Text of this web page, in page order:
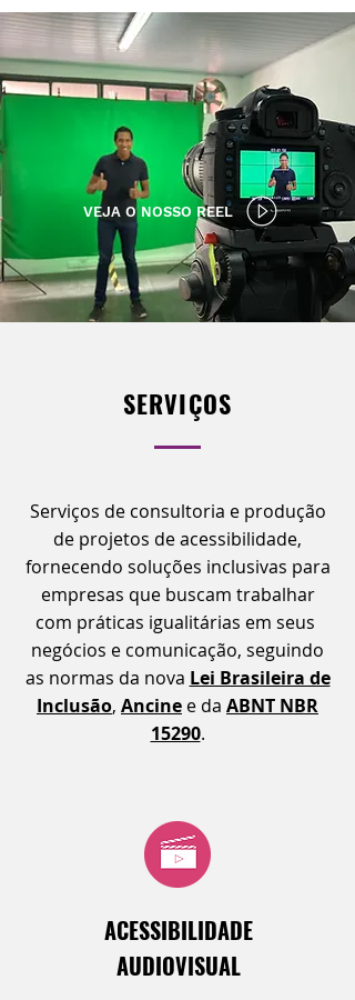
VEJA O NOSSO REEL
SERVIÇOS
Serviços de consultoria e produção
de projetos de acessibilidade,
fornecendo soluções inclusivas para
empresas que buscam trabalhar
com práticas igualitárias em seus
negócios e comunicação, seguindo
as normas da nova Lei Brasileira de
Inclusão, Ancine e da ABNT NBR
15290.
ACESSIBILIDADE
AUDIOVISUAL